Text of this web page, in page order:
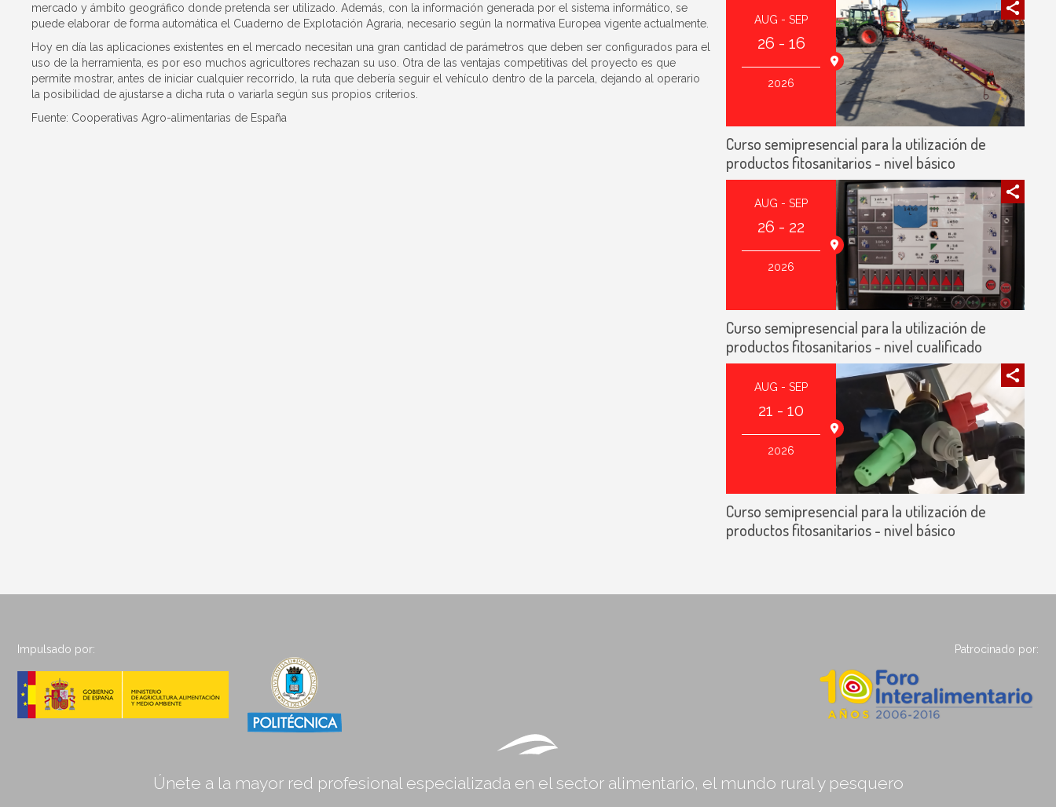
mercado y ámbito geográfico donde pretenda ser utilizado. Además, con la información generada por el sistema informático, se
puede elaborar de forma automática el Cuaderno de Explotación Agraria, necesario según la normativa Europea vigente actualmente.
Hoy en día las aplicaciones existentes en el mercado necesitan una gran cantidad de parámetros que deben ser configurados para el
uso de la herramienta, es por eso muchos agricultores rechazan su uso. Otra de las ventajas competitivas del proyecto es que
permite mostrar, antes de iniciar cualquier recorrido, la ruta que debería seguir el vehículo dentro de la parcela, dejando al operario
la posibilidad de ajustarse a dicha ruta o variarla según sus propios criterios.
Fuente: Cooperativas Agro-alimentarias de España
AUG - SEP
26 - 16
2026
Curso semipresencial para la utilización de
productos fitosanitarios - nivel básico
AUG - SEP
26 - 22
2026
Curso semipresencial para la utilización de
productos fitosanitarios - nivel cualificado
AUG - SEP
21 - 10
2026
Curso semipresencial para la utilización de
productos fitosanitarios - nivel básico
Impulsado por: Patrocinado por:
Únete a la mayor red profesional especializada en el sector alimentario, el mundo rural y pesquero